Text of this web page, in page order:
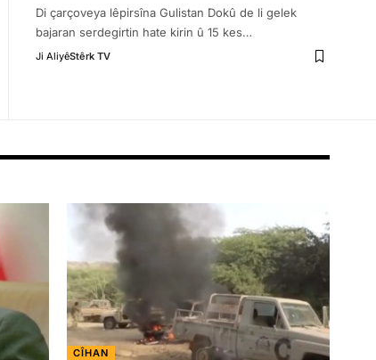
Di çarçoveya lêpirsîna Gulistan Dokû de li gelek
bajaran serdegirtin hate kirin û 15 kes…
Ji AliyêStêrk TV
CÎHAN